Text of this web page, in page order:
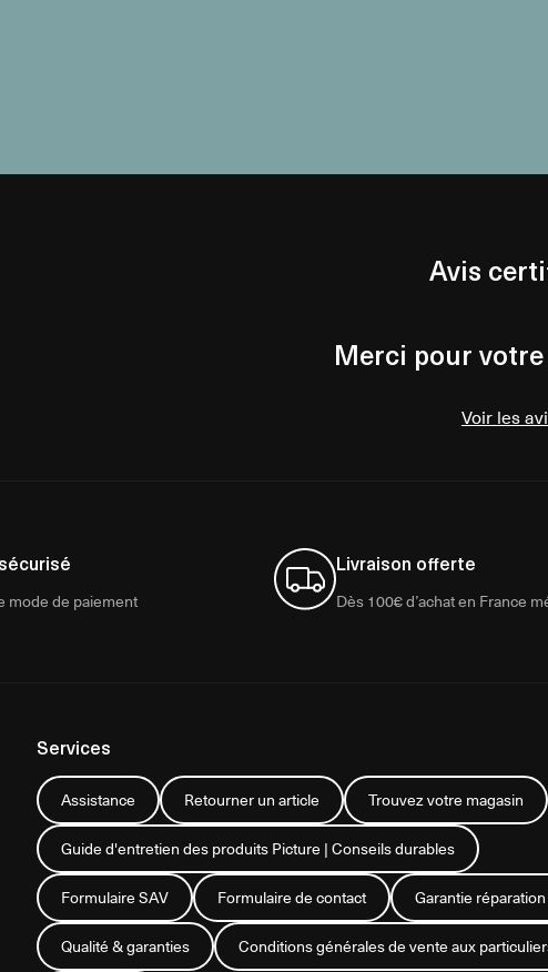
Avis
Merci pour
Voir les
mode de paiement
Livraison offerte
Dès 100€ d’achat en France
Services
Assistance Retourner un article Trouvez votre magasin
Guide d'entretien des produits Picture | Conseils durables
Formulaire SAV Formulaire de contact Garantie
Qualité & garanties Conditions générales de vente aux